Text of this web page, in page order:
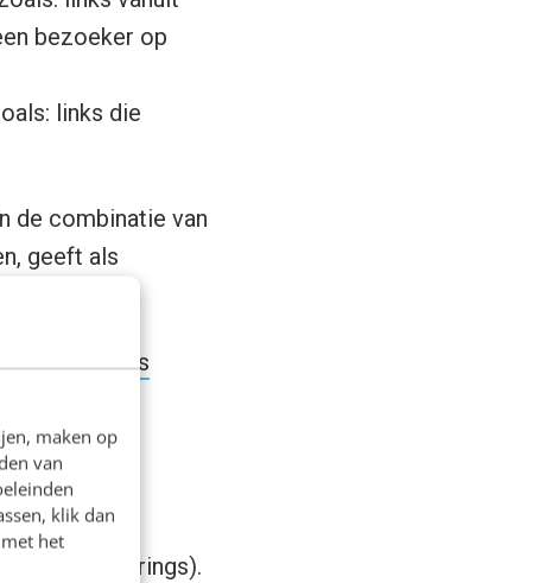
maken op
van
klik dan
het
bezoeker op
links die
de combinatie van
geeft als
Success
(strings).